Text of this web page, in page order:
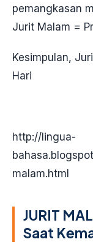
pemangkasan
Jurit Malam =
Kesimpulan,
Hari
http://lingua-
malam.html
JURIT
Saat